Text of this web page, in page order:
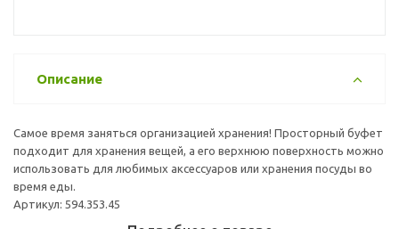
Описание
Самое время заняться организацией хранения! Просторный буфет
подходит для хранения вещей, а его верхнюю поверхность можно
использовать для любимых аксессуаров или хранения посуды во
время еды.
Артикул: 594.353.45